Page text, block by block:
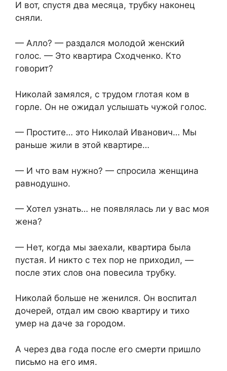
И вот, спустя два месяца, трубку наконец
сняли.
— Алло? — раздался молодой женский
голос. — Это квартира Сходченко. Кто
говорит?
Николай замялся, с трудом глотая ком в
горле. Он не ожидал услышать чужой голос.
— Простите… это Николай Иванович… Мы
раньше жили в этой квартире…
— И что вам нужно? — спросила женщина
равнодушно.
— Хотел узнать… не появлялась ли у вас моя
жена?
— Нет, когда мы заехали, квартира была
пустая. И никто с тех пор не приходил, —
после этих слов она повесила трубку.
Николай больше не женился. Он воспитал
дочерей, отдал им свою квартиру и тихо
умер на даче за городом.
А через два года после его смерти пришло
письмо на его имя.